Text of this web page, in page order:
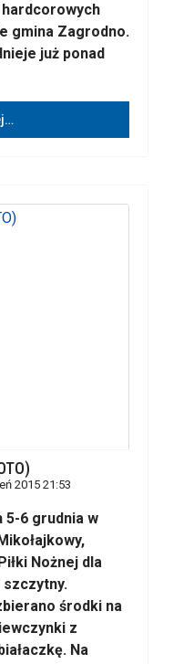
gmina Zagrodno.
już ponad
2015 21:53
5-6 grudnia w
Nożnej dla
szczytny.
środki na
z
Na